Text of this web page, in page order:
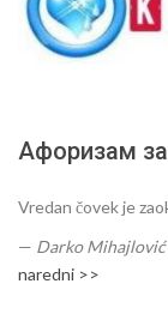
Афоризам
Vredan čovek je
— Darko Mihajlović
naredni >>